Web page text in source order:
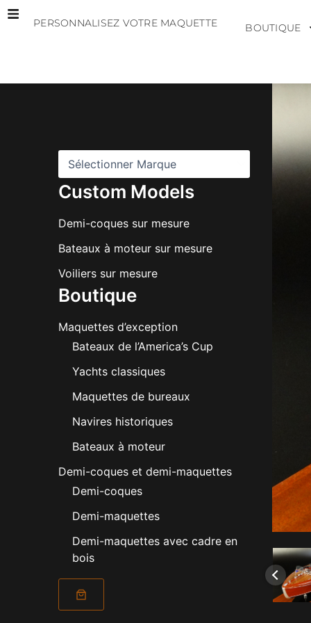
Aller
PERSONNALISEZ VOTRE MAQUETTE BOUTIQUE
Custom Models
Demi-coques sur mesure
Bateaux à moteur sur mesure
Voiliers sur mesure
Boutique
Maquettes d’exception
Bateaux de l’America’s Cup
Yachts classiques
Maquettes de bureaux
Navires historiques
Bateaux à moteur
Demi-coques et demi-maquettes
Demi-coques
Demi-maquettes
Demi-maquettes avec cadre en
bois